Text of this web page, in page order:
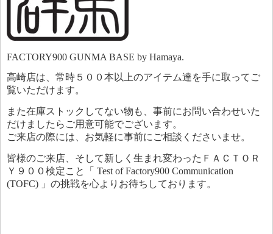
FACTORY900 GUNMA BASE by Hamaya.
高崎店は、常時５００本以上のアイテム達を手に取ってご
覧いただけます。
また在庫ストックしてない物も、事前にお問い合わせいた
だけましたらご用意可能でございます。
ご来店の際には、お気軽に事前にご相談くださいませ。
皆様のご来店、そして新しく生まれ変わったＦＡＣＴＯＲ
Ｙ９００検定こと「 Test of Factory900 Communication
(TOFC) 」の挑戦を心よりお待ちしております。